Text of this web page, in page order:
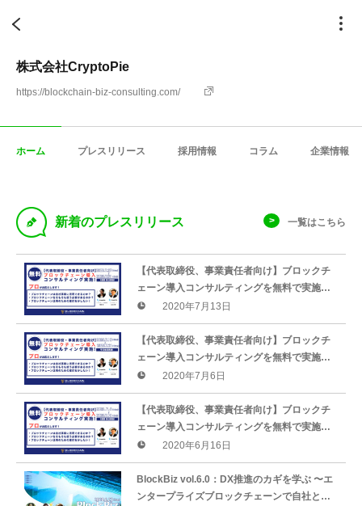
株式会社CryptoPie
https://blockchain-biz-consulting.com/
ホーム プレスリリース 採用情報 コラム 企業情報
D 新着のプレスリリース 一覧はこちら
【代表取締役、事業責任者向け】ブロックチ
ェーン導入コンサルティングを無料で実施し
ます！2020年7月13日
【代表取締役、事業責任者向け】ブロックチ
ェーン導入コンサルティングを無料で実施し
ます！2020年7月6日
【代表取締役、事業責任者向け】ブロックチ
ェーン導入コンサルティングを無料で実施し
ます！2020年6月16日
BlockBiz vol.6.0：DX推進のカギを学ぶ 〜エ
ンタープライズブロックチェーンで自社と業